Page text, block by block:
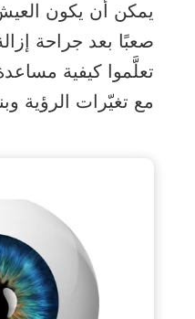
يمكن أن يكون
صعبًا بعد جراحة
تعلَّموا كيفية
مع تغيّرات الرؤية